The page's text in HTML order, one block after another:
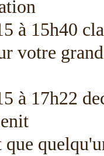
à 15h40
votre
à 17h22